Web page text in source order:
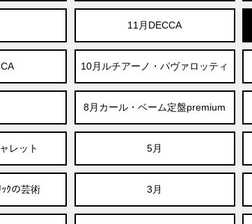
11月DECCA
10月ルチアーノ・パヴァロッティ
8月カール・ベーム定盤premium
レット 5月
ｯｸの芸術 3月